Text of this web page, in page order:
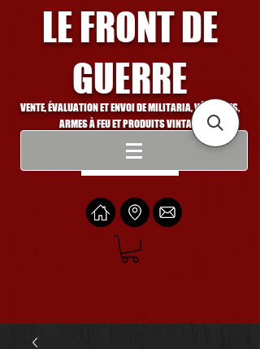
LE FRONT DE
GUERRE
VENTE, ÉVALUATION ET ENVOI DE MILITARIA, VÉHICULES,
ARMES À FEU ET PRODUITS VINTAGE
Se connecter